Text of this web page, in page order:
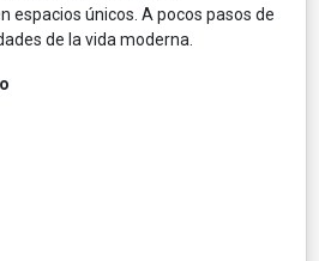
espacios únicos. A pocos pasos de
de la vida moderna.